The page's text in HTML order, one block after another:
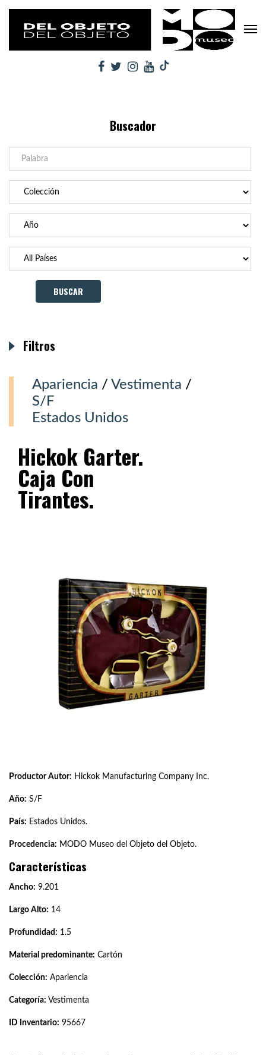
Buscador
Apariencia / Vestimenta /
S/F
Estados Unidos
Hickok Garter.
Caja Con
Tirantes.
Productor Autor: Hickok Manufacturing Company Inc.
Año: S/F
País: Estados Unidos.
Procedencia: MODO Museo del Objeto del Objeto.
Características
Ancho: 9.201
Largo Alto: 14
Profundidad: 1.5
Material predominante: Cartón
Colección: Apariencia
Categoría: Vestimenta
ID Inventario: 95667
Filtros